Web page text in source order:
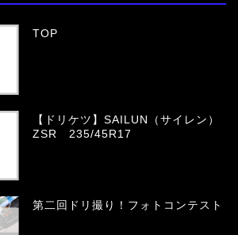
TOP
【ドリケツ】SAILUN（サイレン）
ZSR 235/45R17
第二回ドリ撮り！フォトコンテスト